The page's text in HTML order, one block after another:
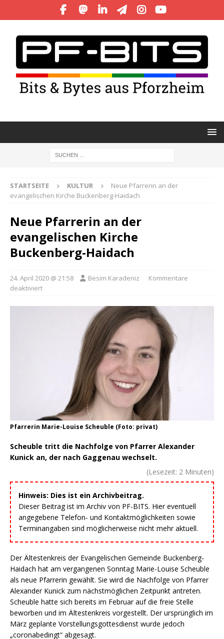
STARTSEITE KULTUR
Neue Pfarrerin an der
evangelischen Kirche Buckenberg-Haidach
Neue Pfarrerin an der
evangelischen Kirche
Buckenberg-Haidach
24. April 2020 @ 21:58 Besim Karadeniz
Kommentare
deaktiviert
Pfarrerin Marie-Louise Scheuble (Foto: privat)
Scheuble tritt die Nachfolge von Pfarrer Alexander
Kunick an, der nach Gaggenau wechselt.
(Lesezeit: 2 Minuten)
Hinweis: Dies ist ein Archivbeitrag.
Dieser Beitrag ist im Archiv von PF-BITS. Hier eventuell
angegebene Telefon- und Kontaktmöglichkeiten sowie
Terminangaben sind möglicherweise nicht mehr aktuell.
Der Ältestenkreis der Evangelischen Gemeinde Buckenberg-
Haidach hat am vergangenen Sonntag Marie-Louise Scheuble
als neue Pfarrerin gewählt. Sie wird die Nachfolge von Pfarrer
Alexander Kunick zum nächstmöglichen Zeitpunkt antreten.
Scheuble hatte sich bereits im Februar auf die freie Stelle
beworben und im Ältestenkreis vorgestellt. Der ursprünglich im
März geplante Vorstellungsgottesdienst wurde jedoch
„coronabedingt“ abgesagt.